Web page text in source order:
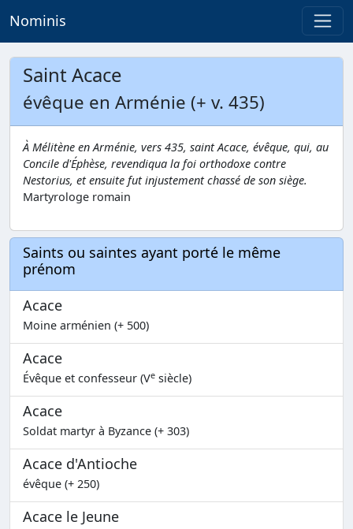
Nominis
Saint Acace
évêque en Arménie (+ v. 435)
À Mélitène en Arménie, vers 435, saint Acace, évêque, qui, au
Concile d'Éphèse, revendiqua la foi orthodoxe contre
Nestorius, et ensuite fut injustement chassé de son siège.
Martyrologe romain
Saints ou saintes ayant porté le même
prénom
Acace
Moine arménien (+ 500)
Acace
Évêque et confesseur (Ve siècle)
Acace
Soldat martyr à Byzance (+ 303)
Acace d'Antioche
évêque (+ 250)
Acace le Jeune